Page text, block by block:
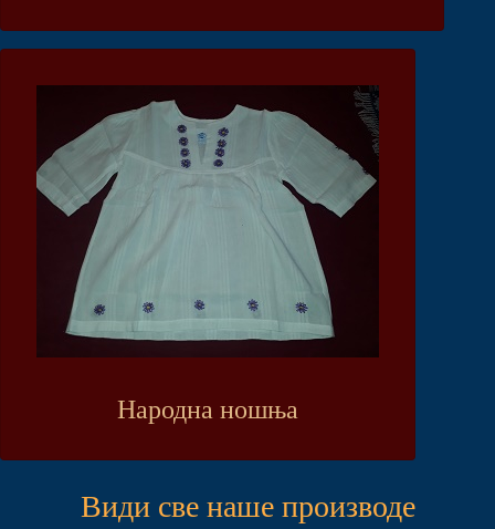
Народна ношња
Види све наше производе